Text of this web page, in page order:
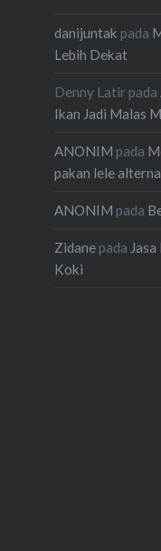
danijuntak pada
Lebih Dekat
Denny Latir pada
Ikan Jadi Malas
ANONIM pada
pakan lele
ANONIM pada
Zidanepada
Koki